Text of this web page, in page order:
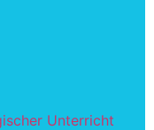
Unterricht